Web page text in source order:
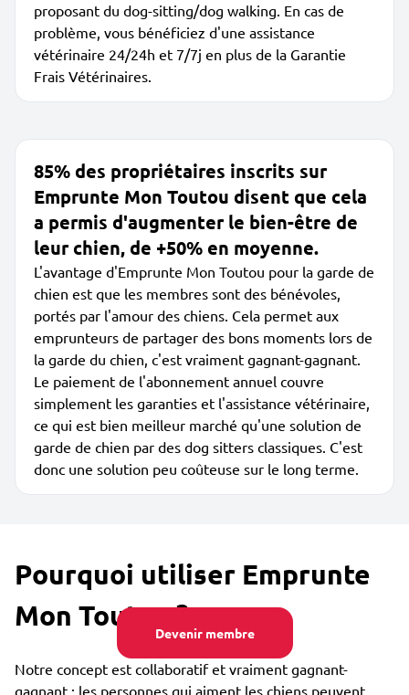
Devenir membre
proposant du dog-sitting/dog walking. En cas de
problème, vous bénéficiez d'une assistance
vétérinaire 24/24h et 7/7j en plus de la Garantie
Frais Vétérinaires.
85% des propriétaires inscrits sur
Emprunte Mon Toutou disent que cela
a permis d'augmenter le bien-être de
leur chien, de +50% en moyenne.
L'avantage d'Emprunte Mon Toutou pour la garde de
chien est que les membres sont des bénévoles,
portés par l'amour des chiens. Cela permet aux
emprunteurs de partager des bons moments lors de
la garde du chien, c'est vraiment gagnant-gagnant.
Le paiement de l'abonnement annuel couvre
simplement les garanties et l'assistance vétérinaire,
ce qui est bien meilleur marché qu'une solution de
garde de chien par des dog sitters classiques. C'est
donc une solution peu coûteuse sur le long terme.
Pourquoi utiliser Emprunte
Mon Toutou ?
Notre concept est collaboratif et vraiment gagnant-
gagnant : les personnes qui aiment les chiens peuvent